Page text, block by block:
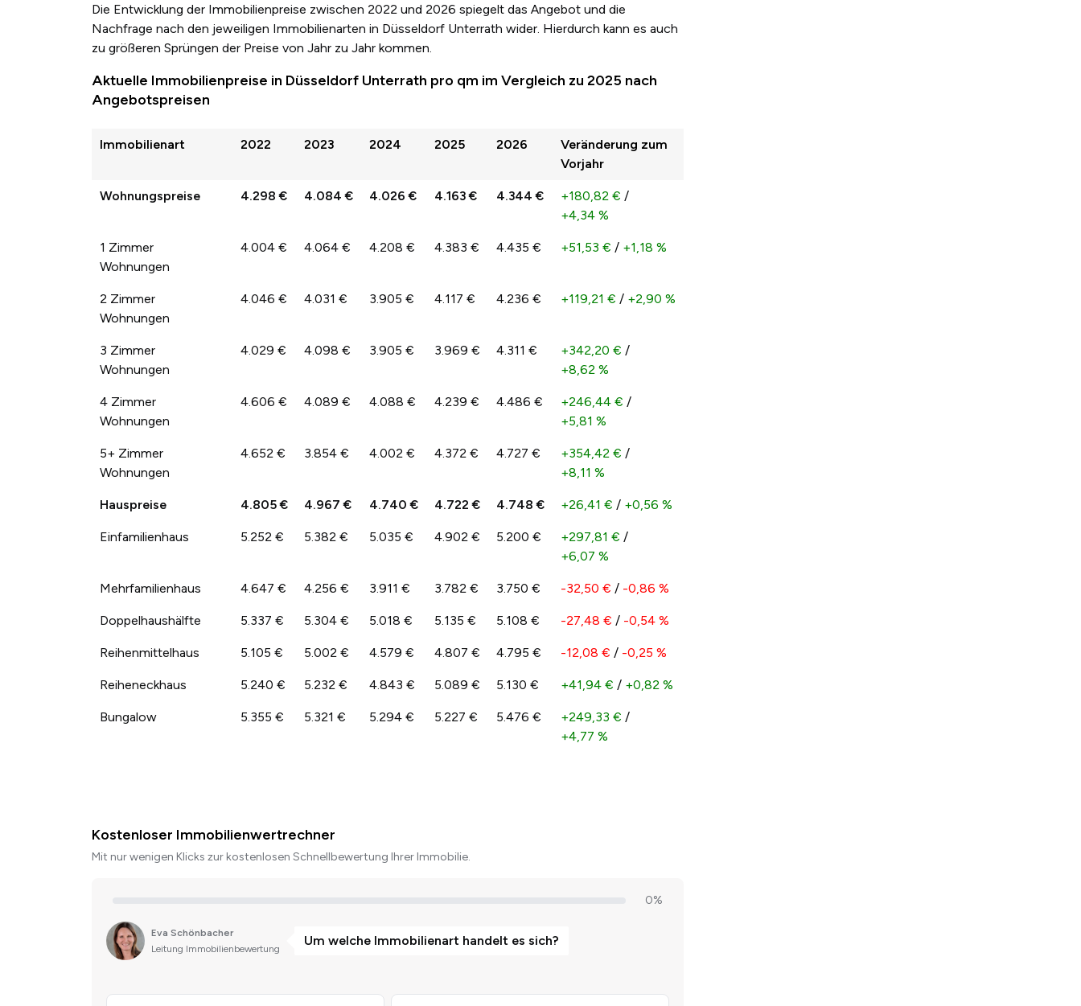
Die Entwicklung der Immobilienpreise zwischen 2022 und 2026 spiegelt das Angebot und die
Nachfrage nach den jeweiligen Immobilienarten in Düsseldorf Unterrath wider. Hierdurch kann es auch
zu größeren Sprüngen der Preise von Jahr zu Jahr kommen.
Aktuelle Immobilienpreise in Düsseldorf Unterrath pro qm im Vergleich zu 2025 nach
Angebotspreisen
Immobilienart 2022 2023 2024 2025 2026
Veränderung zum
Vorjahr
Wohnungspreise 4.298 € 4.084 € 4.026 € 4.163 € 4.344 € +180,82 € /
+4,34 %
1 Zimmer
Wohnungen
4.004 € 4.064 € 4.208 € 4.383 € 4.435 € +51,53 € / +1,18 %
2 Zimmer
Wohnungen
4.046 € 4.031 € 3.905 € 4.117 € 4.236 € +119,21 € / +2,90 %
3 Zimmer
Wohnungen
4.029 € 4.098 € 3.905 € 3.969 € 4.311 € +342,20 € /
+8,62 %
4 Zimmer
Wohnungen
4.606 € 4.089 € 4.088 € 4.239 € 4.486 € +246,44 € /
+5,81 %
5+ Zimmer
Wohnungen
4.652 € 3.854 € 4.002 € 4.372 € 4.727 € +354,42 € /
+8,11 %
Hauspreise 4.805 € 4.967 € 4.740 € 4.722 € 4.748 € +26,41 € / +0,56 %
Einfamilienhaus 5.252 € 5.382 € 5.035 € 4.902 € 5.200 € +297,81 € /
+6,07 %
Mehrfamilienhaus 4.647 € 4.256 € 3.911 € 3.782 € 3.750 € -32,50 € / -0,86 %
Doppelhaushälfte 5.337 € 5.304 € 5.018 € 5.135 € 5.108 € -27,48 € / -0,54 %
Reihenmittelhaus 5.105 € 5.002 € 4.579 € 4.807 € 4.795 € -12,08 € / -0,25 %
Reiheneckhaus 5.240 € 5.232 € 4.843 € 5.089 € 5.130 € +41,94 € / +0,82 %
Bungalow 5.355 € 5.321 € 5.294 € 5.227 € 5.476 € +249,33 € /
+4,77 %
Kostenloser Immobilienwertrechner
Mit nur wenigen Klicks zur kostenlosen Schnellbewertung Ihrer Immobilie.